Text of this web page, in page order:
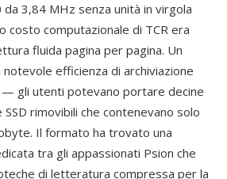
3,84 MHz senza unità in virgola
costo computazionale di TCR era
fluida pagina per pagina. Un
efficienza di archiviazione
— gli utenti potevano portare decine
rimovibili che contenevano solo
Il formato ha trovato una
tra gli appassionati Psion che
di letteratura compressa per la